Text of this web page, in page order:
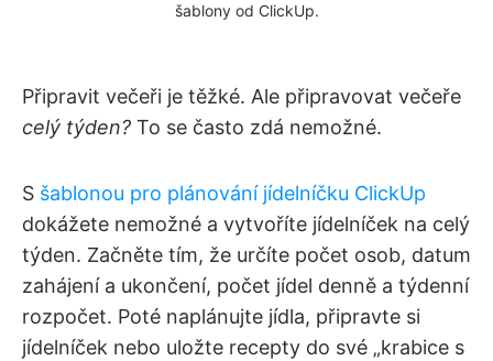
šablony od ClickUp.
Připravit večeři je těžké. Ale připravovat večeře
celý týden? To se často zdá nemožné.
S šablonou pro plánování jídelníčku ClickUp
dokážete nemožné a vytvoříte jídelníček na celý
týden. Začněte tím, že určíte počet osob, datum
zahájení a ukončení, počet jídel denně a týdenní
rozpočet. Poté naplánujte jídla, připravte si
jídelníček nebo uložte recepty do své „krabice s